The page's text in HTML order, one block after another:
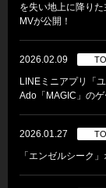
を失い地上に降り
MVが公開！
2026.02.09
LINEミニアプリ「
Ado「MAGIC」のゲ
2026.01.27
「エンゼルシーク